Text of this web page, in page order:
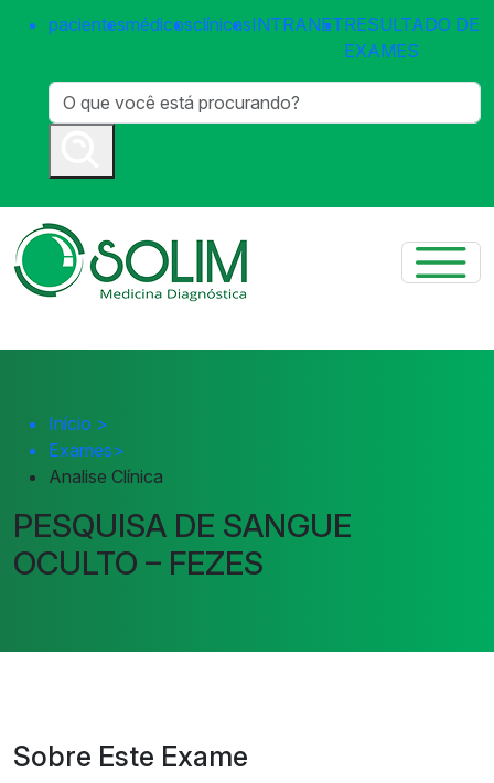
pacientesmédicosclínicasINTRANETRESULTADO DE
EXAMES
Início >
Exames>
Analise Clínica
PESQUISA DE SANGUE
OCULTO – FEZES
Sobre Este Exame